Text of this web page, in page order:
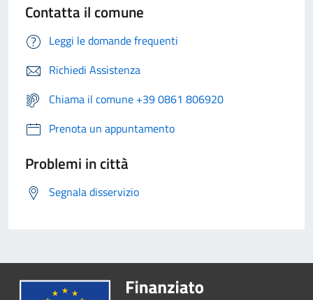
Contatta il comune
Leggi le domande frequenti
Richiedi Assistenza
Chiama il comune +39 0861 806920
Prenota un appuntamento
Problemi in città
Segnala disservizio